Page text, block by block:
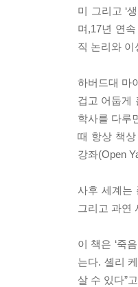
미 그리고 ‘
며,17년 연
직 논리와
하버드대 마
겁고 어둡게
학사를 다루
때 항상 책상
강좌(Open
사후 세계는
그리고 과연
이 책은 ‘죽
는다. 셸리
살 수 있다”